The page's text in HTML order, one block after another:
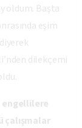
oldum. Başta
eşim
dilekçemi
engellilere
çalışmalar